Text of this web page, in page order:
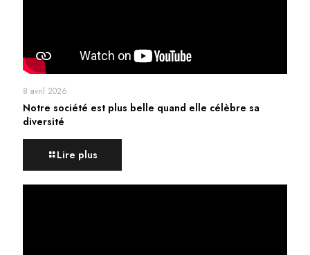
8 avril 2026
Notre société est plus belle quand elle célèbre sa
diversité
Lire plus